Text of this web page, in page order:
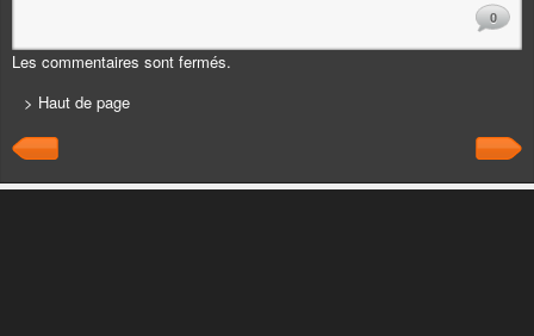
0
Les commentaires sont fermés.
> Haut de page